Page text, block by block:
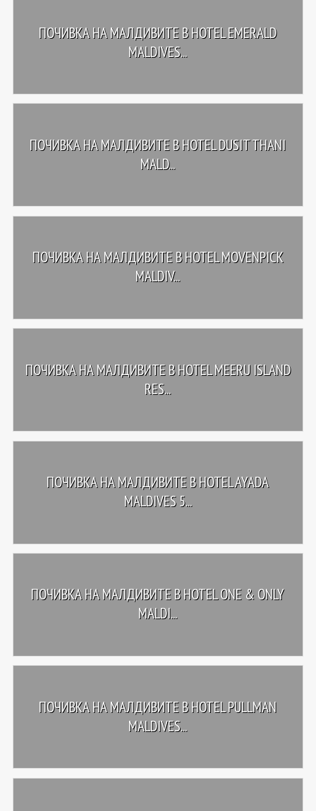
ПОЧИВКА НА МАЛДИВИТЕ В HOTEL EMERALD
MALDIVES...
ПОЧИВКА НА МАЛДИВИТЕ В HOTEL DUSIT THANI
MALD...
ПОЧИВКА НА МАЛДИВИТЕ В HOTEL MOVENPICK
MALDIV...
ПОЧИВКА НА МАЛДИВИТЕ В HOTEL MEERU ISLAND
RES...
ПОЧИВКА НА МАЛДИВИТЕ В HOTEL AYADA
MALDIVES 5...
ПОЧИВКА НА МАЛДИВИТЕ В HOTEL ONE & ONLY
MALDI...
ПОЧИВКА НА МАЛДИВИТЕ В HOTEL PULLMAN
MALDIVES...